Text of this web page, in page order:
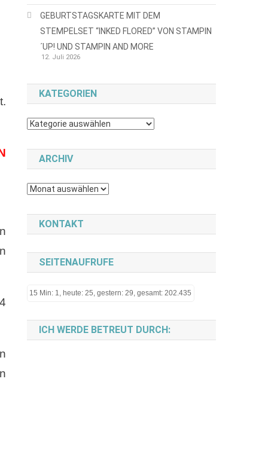
GEBURTSTAGSKARTE MIT DEM
STEMPELSET “INKED FLORED” VON STAMPIN
´UP! UND STAMPIN AND MORE
12. Juli 2026
KATEGORIEN
Kategorien
ARCHIV
Archiv
KONTAKT
SEITENAUFRUFE
15 Min: 1, heute: 25, gestern: 29, gesamt: 202.435
ICH WERDE BETREUT DURCH: